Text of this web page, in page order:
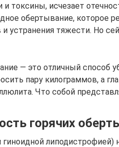
токсины, исчезает
обертывание, которое
устранения тяжести. Но
— это отличный способ
пару килограммов, а
Что собой
горячих
липодистрофией)